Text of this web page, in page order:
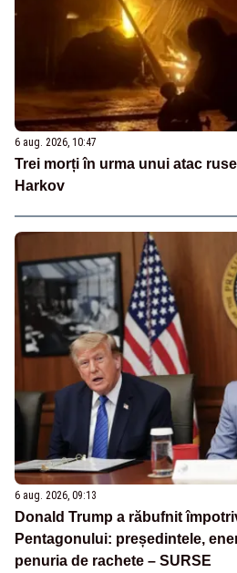
6 aug. 2026, 10:47
Trei morți în urma unui atac
Harkov
6 aug. 2026, 09:13
Donald Trump a răbufnit
Pentagonului: președintele,
penuria de rachete – SURSE